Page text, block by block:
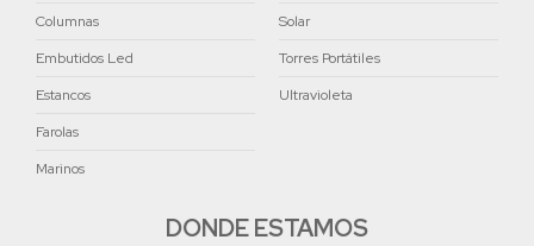
Columnas
Embutidos Led
Estancos
Farolas
Marinos
Solar
Torres Portátiles
Ultravioleta
DONDE ESTAMOS